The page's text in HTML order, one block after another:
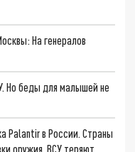
На генералов
Но беды для малышей не
Palantir в России. Страны
оружия. ВСУ теряют